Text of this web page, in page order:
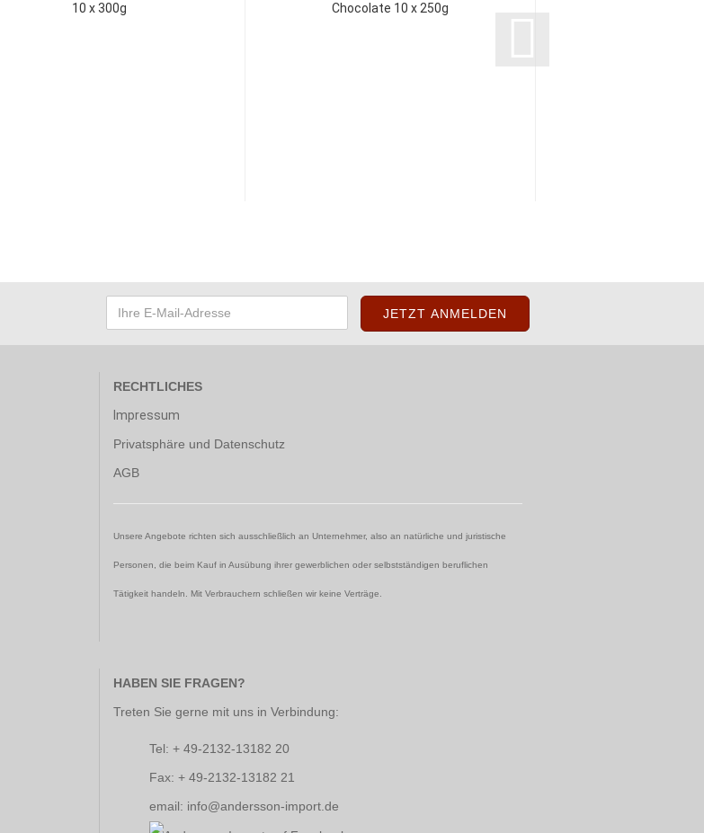
10 x 300g
Chocolate 10 x 250g
RECHTLICHES
Impressum
Privatsphäre und Datenschutz
AGB
Unsere Angebote richten sich ausschließlich an Unternehmer, also an natürliche und juristische
Personen, die beim Kauf in Ausübung ihrer gewerblichen oder selbstständigen beruflichen
Tätigkeit handeln. Mit Verbrauchern schließen wir keine Verträge.
HABEN SIE FRAGEN?
Treten Sie gerne mit uns in Verbindung:
Tel: + 49-2132-13182 20
Fax: + 49-2132-13182 21
email: info@andersson-import.de